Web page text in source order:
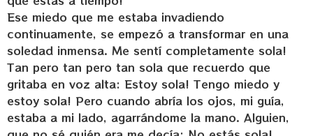
Ese miedo que me estaba invadiendo
continuamente, se empezó a transformar en una
soledad inmensa. Me sentí completamente sola!
Tan pero tan pero tan sola que recuerdo que
gritaba en voz alta: Estoy sola! Tengo miedo y
estoy sola! Pero cuando abría los ojos, mi guía,
estaba a mi lado, agarrándome la mano. Alguien,